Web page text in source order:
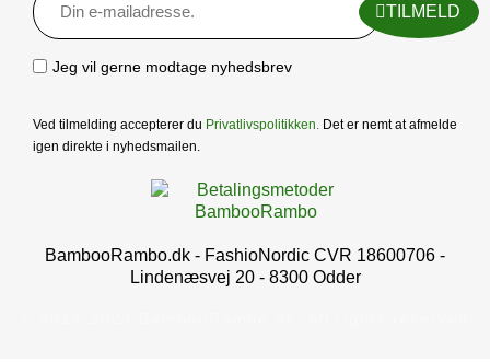
TILMELD
Jeg vil gerne modtage nyhedsbrev
Ved tilmelding accepterer du Privatlivspolitikken Det er nemt at afmelde
igen direkte i nyhedsmailen.
BambooRambo.dk - FashioNordic CVR 18600706 -
Lindenæsvej 20 - 8300 Odder